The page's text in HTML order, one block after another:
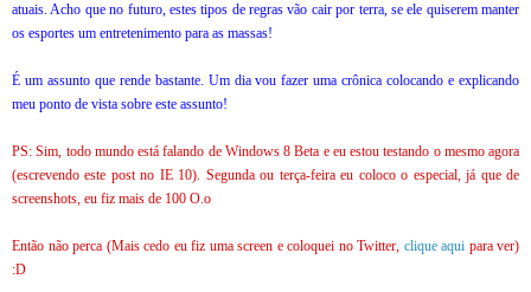
atuais. Acho que no futuro, estes tipos de regras vão cair por terra, se ele quiserem manter
os esportes um entretenimento para as massas!
É um assunto que rende bastante. Um dia vou fazer uma crônica colocando e explicando
meu ponto de vista sobre este assunto!
PS: Sim, todo mundo está falando de Windows 8 Beta e eu estou testando o mesmo agora
(escrevendo este post no IE 10). Segunda ou terça-feira eu coloco o especial, já que de
screenshots, eu fiz mais de 100 O.o
Então não perca (Mais cedo eu fiz uma screen e coloquei no Twitter, clique aqui para ver)
:D